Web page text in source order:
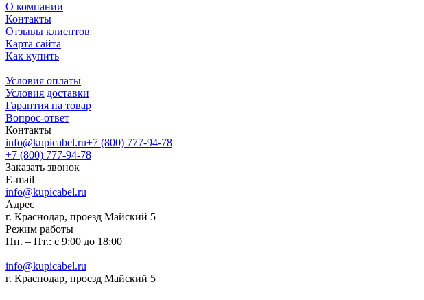
О компании
Контакты
Отзывы клиентов
Карта сайта
Как купить
Условия оплаты
Условия доставки
Гарантия на товар
Вопрос-ответ
Контакты
info@kupicabel.ru+7 (800) 777-94-78
+7 (800) 777-94-78
Заказать звонок
E-mail
info@kupicabel.ru
Адрес
г. Краснодар, проезд Майский 5
Режим работы
Пн. – Пт.: с 9:00 до 18:00
info@kupicabel.ru
г. Краснодар, проезд Майский 5